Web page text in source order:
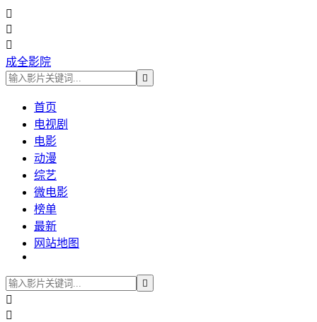



成全影院

首页
电视剧
电影
动漫
综艺
微电影
榜单
最新
网站地图


